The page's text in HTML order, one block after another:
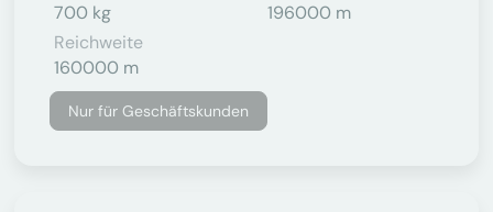
700 kg
196000 m
Reichweite
160000 m
Nur für Geschäftskunden